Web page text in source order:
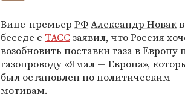
Вице-премьер РФАлександр Новакв
беседе с ТАСС заявил, что Россия
возобновить поставки газа в Европу
газопроводу «Ямал — Европа»,
был остановлен по политическим
мотивам.